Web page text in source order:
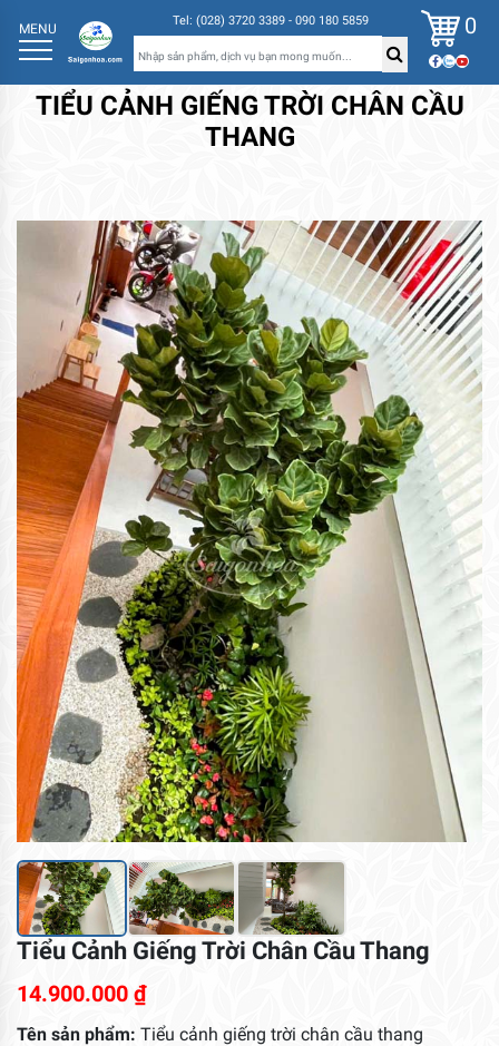
MENU Tel: (028) 3720 3389 - 090 180 5859 0
TIỂU CẢNH GIẾNG TRỜI CHÂN CẦU
THANG
Tiểu Cảnh Giếng Trời Chân Cầu Thang
14.900.000 ₫
Tên sản phẩm: Tiểu cảnh giếng trời chân cầu thang